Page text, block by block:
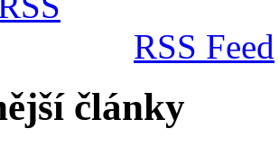
RSS Feed
články